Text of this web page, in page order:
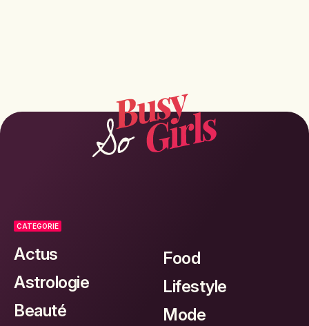
CATEGORIE
Actus
Astrologie
Beauté
Food
Lifestyle
Mode